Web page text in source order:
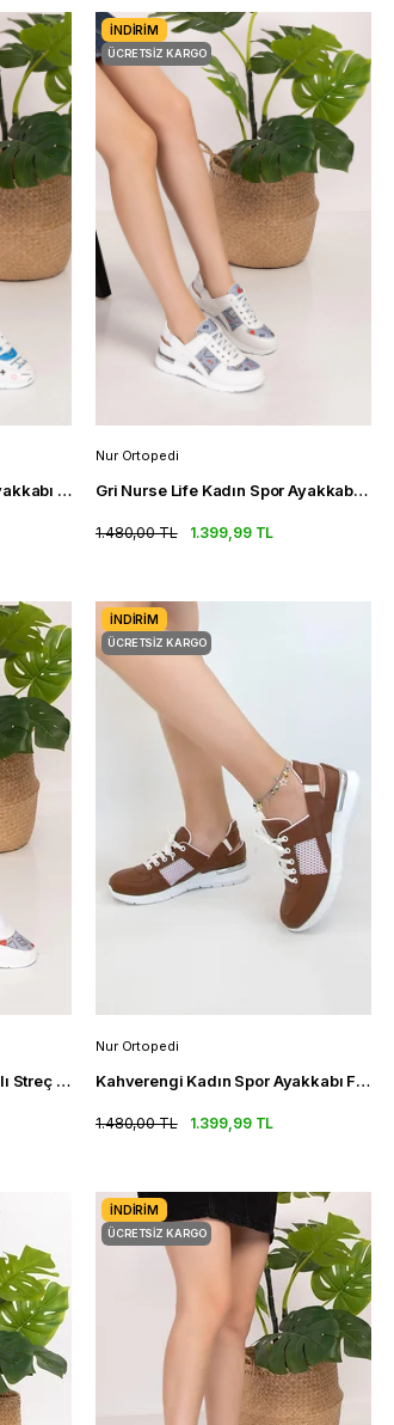
Fizyoterapi Desenli Spor Ayakkabı Fileli Ortopedik Spor Sandalet
Nur Ortopedi
Gri Nurse Life Kadın Spor Ayakkabı Fileli Ortopedik Spor Sandalet
1.399,99 TL
1.480,00 TL
İNDIRIM
ÜCRETSIZ KARGO
Gri Nurse Life Desenli Aynalı Streç Ortopedik Spor Ayakkabı Sneakers
Nur Ortopedi
Kahverengi Kadın Spor Ayakkabı Fileli Ortopedik Spor Sandalet
1.399,99 TL
1.480,00 TL
İNDIRIM
ÜCRETSIZ KARGO
İNDIRIM
ÜCRETSIZ KARGO